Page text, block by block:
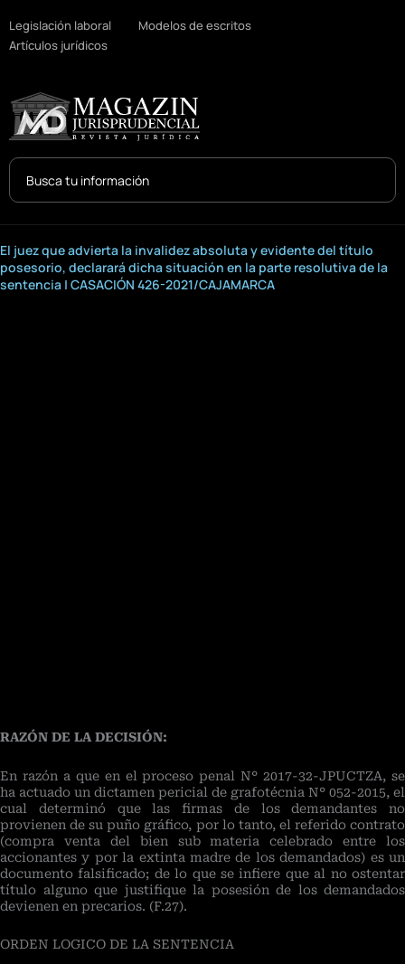
Legislación laboral
Modelos de escritos
Artículos jurídicos
Search
El juez que advierta la invalidez absoluta y evidente del título
posesorio, declarará dicha situación en la parte resolutiva de la
sentencia | CASACIÓN 426-2021/CAJAMARCA
RAZÓN DE LA DECISIÓN:
En razón a que en el proceso penal N° 2017-32-JPUCTZA, se
ha actuado un dictamen pericial de grafotécnia N° 052-2015, el
cual determinó que las firmas de los demandantes no
provienen de su puño gráfico, por lo tanto, el referido contrato
(compra venta del bien sub materia celebrado entre los
accionantes y por la extinta madre de los demandados) es un
documento falsificado; de lo que se infiere que al no ostentar
título alguno que justifique la posesión de los demandados
devienen en precarios. (F.27).
ORDEN LOGICO DE LA SENTENCIA